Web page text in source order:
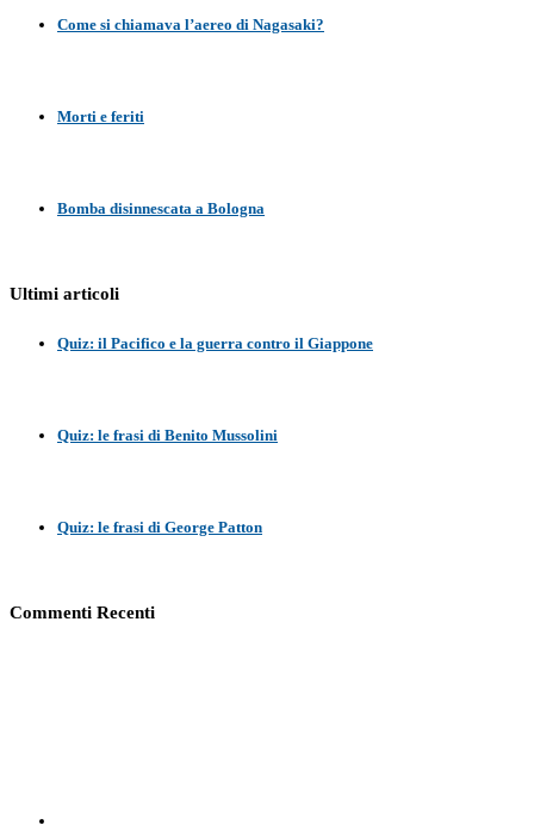
Come si chiamava l’aereo di Nagasaki?
Morti e feriti
Bomba disinnescata a Bologna
Ultimi articoli
Quiz: il Pacifico e la guerra contro il Giappone
Quiz: le frasi di Benito Mussolini
Quiz: le frasi di George Patton
Commenti Recenti